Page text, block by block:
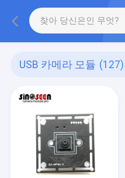
USB 카메라 모듈 (127)